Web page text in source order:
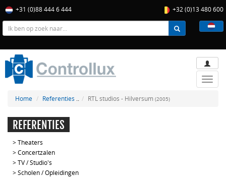
+31 (0)88 444 6 444 +32 (0)13 480 600
Toggle
Home
Referenties RTL studios - Hilversum (2005)
REFERENTIES
>Theaters
>Concertzalen
>TV / Studio's
>Scholen / Opleidingen